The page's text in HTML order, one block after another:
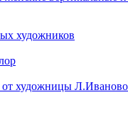
художников
от художницы